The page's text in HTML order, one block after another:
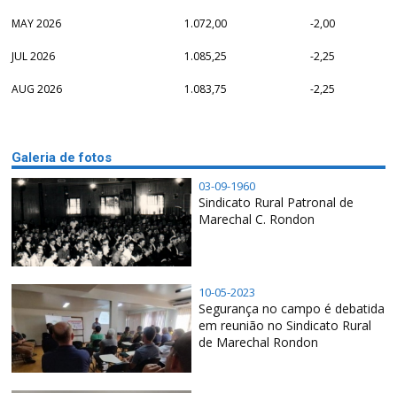
MAY 2026 1.072,00 -2,00
JUL 2026 1.085,25 -2,25
AUG 2026 1.083,75 -2,25
Galeria de fotos
03-09-1960
Sindicato Rural Patronal de
Marechal C. Rondon
10-05-2023
Segurança no campo é debatida
em reunião no Sindicato Rural
de Marechal Rondon